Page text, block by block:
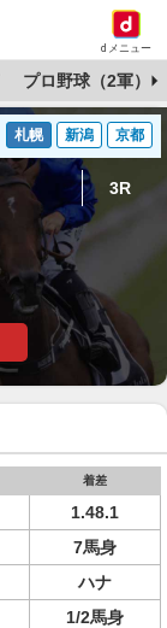
dメニュー
プロ野球（2軍）
札幌 新潟 京都
3R
着差
1.48.1
7馬身
ハナ
1/2馬身